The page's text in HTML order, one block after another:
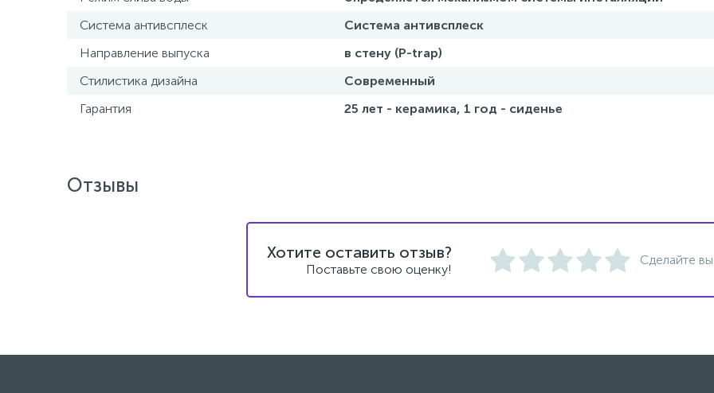
Система антивсплеск
Система антивсплеск
Направление выпуска
в стену (P-trap)
Стилистика дизайна
Современный
Гарантия
25 лет - керамика, 1 год - сиденье
Отзывы
Хотите оставить отзыв?
Поставьте свою оценку!
Сделайте